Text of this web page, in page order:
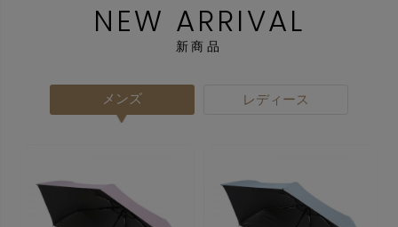
NEW ARRIVAL
新商品
メンズ レディース